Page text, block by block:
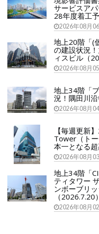
サービスア
28年度着工
2026年08月
地上20階「(
の建設状況
ィスビル（
2026年08月
地上34階「
況！隅田川
2026年08月
【毎週更新
Tower（ト
本一となる
2026年08月
地上34階「
ティタワー
ンボーブリ
（2026.7.20）
2026年08月